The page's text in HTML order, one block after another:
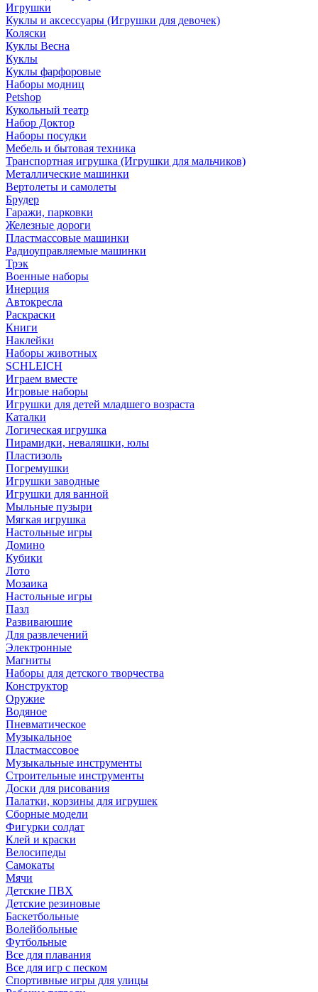
Игрушки
Куклы и аксессуары (Игрушки для девочек)
Коляски
Куклы Весна
Куклы
Куклы фарфоровые
Наборы модниц
Petshop
Кукольный театр
Набор Доктор
Наборы посудки
Мебель и бытовая техника
Транспортная игрушка (Игрушки для мальчиков)
Металлические машинки
Вертолеты и самолеты
Брудер
Гаражи, парковки
Железные дороги
Пластмассовые машинки
Радиоуправляемые машинки
Трэк
Военные наборы
Инерция
Автокресла
Раскраски
Книги
Наклейки
Наборы животных
SCHLEICH
Играем вместе
Игровые наборы
Игрушки для детей младшего возраста
Каталки
Логическая игрушка
Пирамидки, неваляшки, юлы
Пластизоль
Погремушки
Игрушки заводные
Игрушки для ванной
Мыльные пузыри
Мягкая игрушка
Настольные игры
Домино
Кубики
Лото
Мозаика
Настольные игры
Пазл
Развиваюшие
Для развлечений
Электронные
Магниты
Наборы для детского творчества
Конструктор
Оружие
Водяное
Пневматическое
Музыкальное
Пластмассовое
Музыкальные инструменты
Строительные инструменты
Доски для рисования
Палатки, корзины для игрушек
Сборные модели
Фигурки солдат
Клей и краски
Велосипеды
Самокаты
Мячи
Детские ПВХ
Детские резиновые
Баскетбольные
Волейбольные
Футбольные
Все для плавания
Все для игр с песком
Спортивные игры для улицы